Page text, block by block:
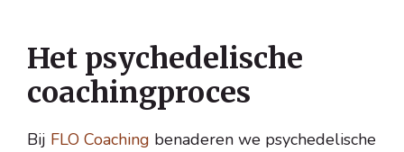
Het psychedelische
coachingproces
Bij FLO Coaching benaderen we psychedelische